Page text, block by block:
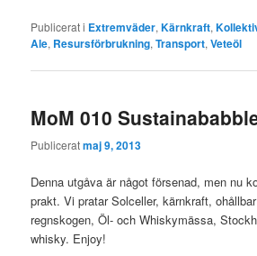
Publicerat i Extremväder,Kärnkraft,
Ale, Resursförbrukning,Transport,Veteöl
MoM 010
Publiceratmaj 9, 2013
Denna utgåva är något försenad, men nu
prakt. Vi pratar Solceller, kärnkraft,
regnskogen, Öl- och Whiskymässa,
whisky. Enjoy!